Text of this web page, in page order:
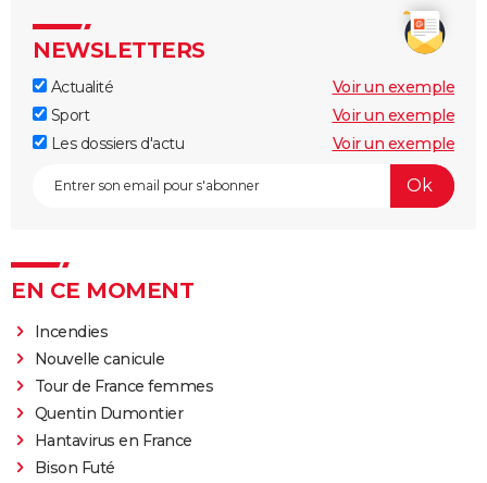
NEWSLETTERS
Actualité
Voir un exemple
Sport
Voir un exemple
Les dossiers d'actu
Voir un exemple
EN CE MOMENT
Incendies
Nouvelle canicule
Tour de France femmes
Quentin Dumontier
Hantavirus en France
Bison Futé